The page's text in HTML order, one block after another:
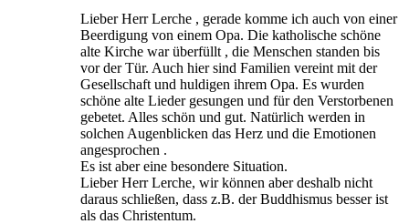
Lieber Herr Lerche , gerade komme ich auch von einer
Beerdigung von einem Opa. Die katholische schöne
alte Kirche war überfüllt , die Menschen standen bis
vor der Tür. Auch hier sind Familien vereint mit der
Gesellschaft und huldigen ihrem Opa. Es wurden
schöne alte Lieder gesungen und für den Verstorbenen
gebetet. Alles schön und gut. Natürlich werden in
solchen Augenblicken das Herz und die Emotionen
angesprochen .
Es ist aber eine besondere Situation.
Lieber Herr Lerche, wir können aber deshalb nicht
daraus schließen, dass z.B. der Buddhismus besser ist
als das Christentum.